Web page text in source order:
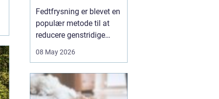
lokale fedtdepoter
Fedtfrysning er blevet en
populær metode til at
reducere genstridige
reagerer på kost og
ikke en slankekur, men et
supplement for dig, der
08 May 2026